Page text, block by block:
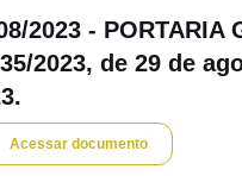
2023 - PORTARIA
2023, de 29 de
Acessar documento